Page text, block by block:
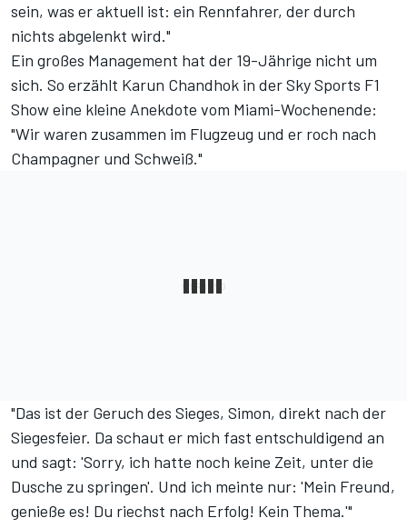
sein, was er aktuell ist: ein Rennfahrer, der durch
nichts abgelenkt wird."
Ein großes Management hat der 19-Jährige nicht um
sich. So erzählt Karun Chandhok in derSky Sports F1
Showeine kleine Anekdote vom Miami-Wochenende:
"Wir waren zusammen im Flugzeug und er roch nach
Champagner und Schweiß."
"Das ist der Geruch des Sieges, Simon, direkt nach der
Siegesfeier. Da schaut er mich fast entschuldigend an
und sagt: 'Sorry, ich hatte noch keine Zeit, unter die
Dusche zu springen'. Und ich meinte nur: 'Mein Freund,
genieße es! Du riechst nach Erfolg! Kein Thema.'"